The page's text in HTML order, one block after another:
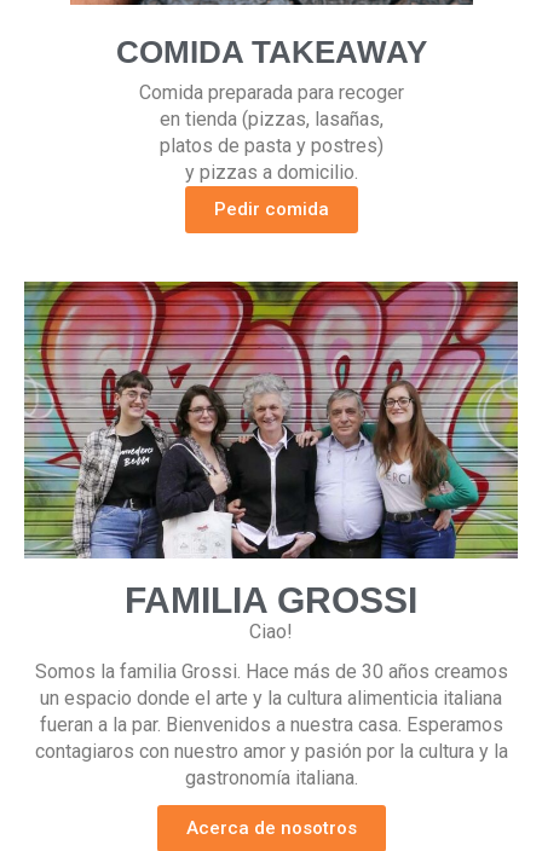
COMIDA TAKEAWAY
Comida preparada para recoger
en tienda (pizzas, lasañas,
platos de pasta y postres)
y pizzas a domicilio.
Pedir comida
FAMILIA GROSSI
Ciao!
Somos la familia Grossi. Hace más de 30 años creamos
un espacio donde el arte y la cultura alimenticia italiana
fueran a la par. Bienvenidos a nuestra casa. Esperamos
contagiaros con nuestro amor y pasión por la cultura y la
gastronomía italiana.
Acerca de nosotros